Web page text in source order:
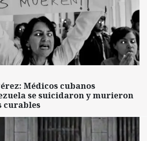
Médicos cubanos
se suicidaron y murieron
curables